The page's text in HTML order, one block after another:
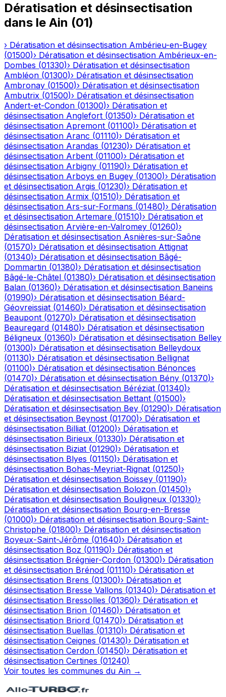
Dératisation et désinsectisation
dans le Ain (01)
› Dératisation et désinsectisation Ambérieu-en-Bugey
(01500)› Dératisation et désinsectisation Ambérieux-en-
Dombes (01330)› Dératisation et désinsectisation
Ambléon (01300)› Dératisation et désinsectisation
Ambronay (01500)› Dératisation et désinsectisation
Ambutrix (01500)› Dératisation et désinsectisation
Andert-et-Condon (01300)› Dératisation et
désinsectisation Anglefort (01350)› Dératisation et
désinsectisation Apremont (01100)› Dératisation et
désinsectisation Aranc (01110)› Dératisation et
désinsectisation Arandas (01230)› Dératisation et
désinsectisation Arbent (01100)› Dératisation et
désinsectisation Arbigny (01190)› Dératisation et
désinsectisation Arboys en Bugey (01300)› Dératisation
et désinsectisation Argis (01230)› Dératisation et
désinsectisation Armix (01510)› Dératisation et
désinsectisation Ars-sur-Formans (01480)› Dératisation
et désinsectisation Artemare (01510)› Dératisation et
désinsectisation Arvière-en-Valromey (01260)›
Dératisation et désinsectisation Asnières-sur-Saône
(01570)› Dératisation et désinsectisation Attignat
(01340)› Dératisation et désinsectisation Bâgé-
Dommartin (01380)› Dératisation et désinsectisation
Bâgé-le-Châtel (01380)› Dératisation et désinsectisation
Balan (01360)› Dératisation et désinsectisation Baneins
(01990)› Dératisation et désinsectisation Béard-
Géovreissiat (01460)› Dératisation et désinsectisation
Beaupont (01270)› Dératisation et désinsectisation
Beauregard (01480)› Dératisation et désinsectisation
Béligneux (01360)› Dératisation et désinsectisation Belley
(01300)› Dératisation et désinsectisation Belleydoux
(01130)› Dératisation et désinsectisation Bellignat
(01100)› Dératisation et désinsectisation Bénonces
(01470)› Dératisation et désinsectisation Bény (01370)›
Dératisation et désinsectisation Béréziat (01340)›
Dératisation et désinsectisation Bettant (01500)›
Dératisation et désinsectisation Bey (01290)› Dératisation
et désinsectisation Beynost (01700)› Dératisation et
désinsectisation Billiat (01200)› Dératisation et
désinsectisation Birieux (01330)› Dératisation et
désinsectisation Biziat (01290)› Dératisation et
désinsectisation Blyes (01150)› Dératisation et
désinsectisation Bohas-Meyriat-Rignat (01250)›
Dératisation et désinsectisation Boissey (01190)›
Dératisation et désinsectisation Bolozon (01450)›
Dératisation et désinsectisation Bouligneux (01330)›
Dératisation et désinsectisation Bourg-en-Bresse
(01000)› Dératisation et désinsectisation Bourg-Saint-
Christophe (01800)› Dératisation et désinsectisation
Boyeux-Saint-Jérôme (01640)› Dératisation et
désinsectisation Boz (01190)› Dératisation et
désinsectisation Brégnier-Cordon (01300)› Dératisation
et désinsectisation Brénod (01110)› Dératisation et
désinsectisation Brens (01300)› Dératisation et
désinsectisation Bresse Vallons (01340)› Dératisation et
désinsectisation Bressolles (01360)› Dératisation et
désinsectisation Brion (01460)› Dératisation et
désinsectisation Briord (01470)› Dératisation et
désinsectisation Buellas (01310)› Dératisation et
désinsectisation Ceignes (01430)› Dératisation et
désinsectisation Cerdon (01450)› Dératisation et
désinsectisation Certines (01240)
Voir toutes les communes du Ain →